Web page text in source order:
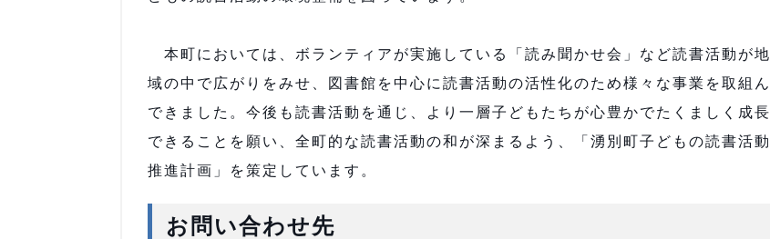
本町においては、ボランティアが実施している「読み聞かせ会」など読書活動が地
域の中で広がりをみせ、図書館を中心に読書活動の活性化のため様々な事業を取組ん
できました。今後も読書活動を通じ、より一層子どもたちが心豊かでたくましく成長
できることを願い、全町的な読書活動の和が深まるよう、「湧別町子どもの読書活動
推進計画」を策定しています。
お問い合わせ先